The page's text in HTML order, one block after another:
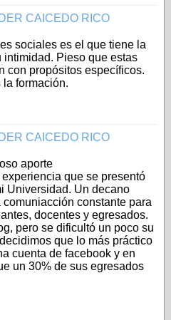
CAICEDO RICO
sociales es el que tiene la
intimidad. Pieso que estas
con propósitos específicos.
la formación.
CAICEDO RICO
aporte
que se presentó
Universidad. Un decano
constante para
docentes y egresados.
pero se dificultó un poco su
que lo más práctico
cuenta de facebook y en
un 30% de sus egresados